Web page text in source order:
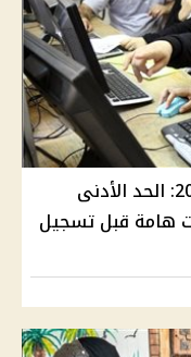
تفاصيل تنسيق المرحلة الأولى 2024: الحد الأدنى
هامة قبل تسجيل